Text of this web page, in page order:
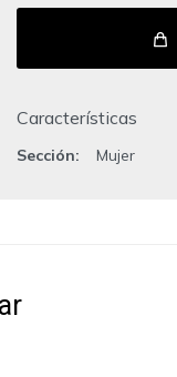
Características
Sección Mujer